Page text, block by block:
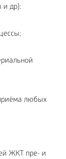
и др);
любых
ЖКТ пре- и